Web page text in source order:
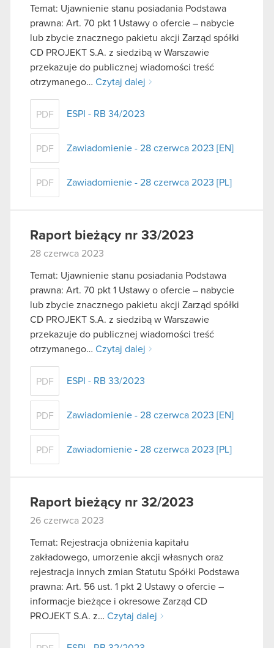
korzystanie z naszej witryny, zgadasz się na
używanie plików cookie.
Temat: Ujawnienie stanu posiadania Podstawa
prawna: Art. 70 pkt 1 Ustawy o ofercie – nabycie
lub zbycie znacznego pakietu akcji Zarząd spółki
CD PROJEKT S.A. z siedzibą w Warszawie
przekazuje do publicznej wiadomości treść
otrzymanego… Czytaj dalej
PDF ESPI - RB 34/2023
PDF Zawiadomienie - 28 czerwca 2023 [EN]
PDF Zawiadomienie - 28 czerwca 2023 [PL]
Raport bieżący nr 33/2023
28 czerwca 2023
Temat: Ujawnienie stanu posiadania Podstawa
prawna: Art. 70 pkt 1 Ustawy o ofercie – nabycie
lub zbycie znacznego pakietu akcji Zarząd spółki
CD PROJEKT S.A. z siedzibą w Warszawie
przekazuje do publicznej wiadomości treść
otrzymanego… Czytaj dalej
PDF ESPI - RB 33/2023
PDF Zawiadomienie - 28 czerwca 2023 [EN]
PDF Zawiadomienie - 28 czerwca 2023 [PL]
Raport bieżący nr 32/2023
26 czerwca 2023
Temat: Rejestracja obniżenia kapitału
zakładowego, umorzenie akcji własnych oraz
rejestracja innych zmian Statutu Spółki Podstawa
prawna: Art. 56 ust. 1 pkt 2 Ustawy o ofercie –
informacje bieżące i okresowe Zarząd CD
PROJEKT S.A. z… Czytaj dalej